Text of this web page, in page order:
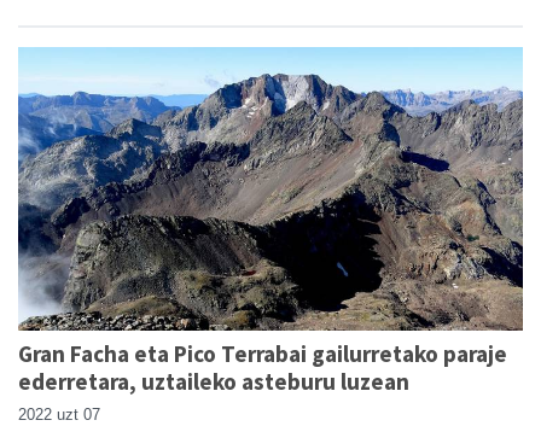
Gran Facha eta Pico Terrabai gailurretako paraje
ederretara, uztaileko asteburu luzean
2022 uzt 07